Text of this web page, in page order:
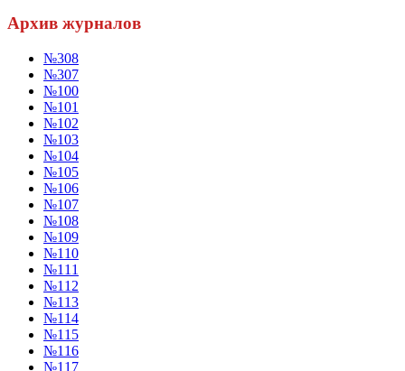
Архив журналов
№308
№307
№100
№101
№102
№103
№104
№105
№106
№107
№108
№109
№110
№111
№112
№113
№114
№115
№116
№117